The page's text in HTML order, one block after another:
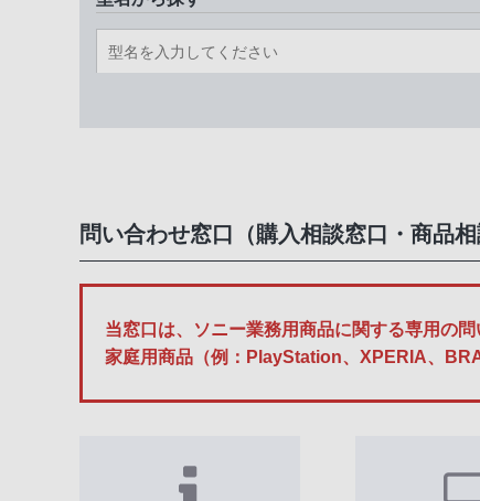
問い合わせ窓口（購入相談窓口・商品
当窓口は、ソニー業務用商品に関する専用の問
家庭用商品（例：PlayStation、XPERIA、